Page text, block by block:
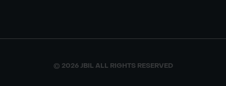
© 2026 JBIL ALL RIGHTS RESERVED